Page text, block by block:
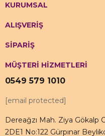
KURUMSAL
ALIŞVERİŞ
SİPARİŞ
MÜŞTERİ HİZMETLERİ
0549 579 1010
[email protected]
Dereağzı Mah. Ziya Gökalp
2DE1 No:122 Gürpınar